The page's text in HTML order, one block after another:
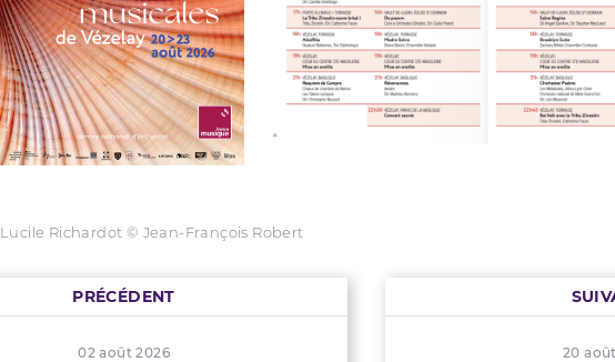
Lucile Richardot © Jean-François Robert
PRÉCÉDENT
02 août 2026 20